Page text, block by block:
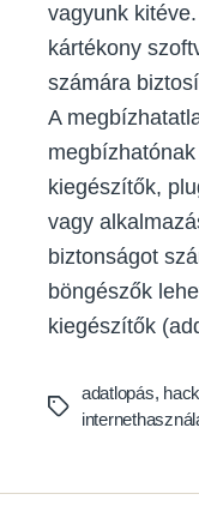
vagyunk
kártékony
számára
A
kiegészítők,
vagy
biztonságot
böngészők
kiegészítők
Tags
adatlopás,